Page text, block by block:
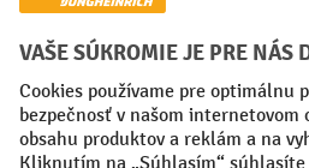
Creditcard (Master)Creditcard (Visa)
Faktúra Predplatba
Sociálne siete